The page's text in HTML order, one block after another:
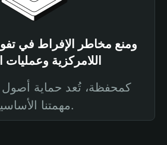
ومنع مخاطر الإفراط في
اللامركزية وعمليات
كمحفظة، تُعد حماية
مهمتنا الأساسية.